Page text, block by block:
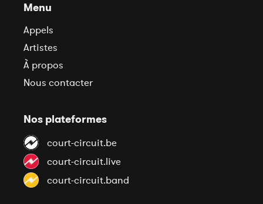
Menu
Appels
Artistes
À propos
Nous contacter
Nos plateformes
court-circuit.be
court-circuit.live
court-circuit.band